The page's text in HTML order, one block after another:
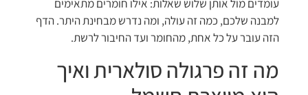
עומדים מול אותן שלוש שאלות: אילו חומרים מתאימים
למבנה שלכם, כמה זה עולה, ומה נדרש מבחינת היתר. הדף
הזה עובר על כל אחת, מהחומר ועד החיבור לרשת.
מה זה פרגולה סולארית ואיך